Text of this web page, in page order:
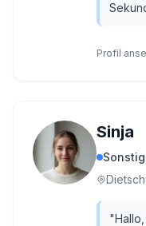
Profil
Sinja
"